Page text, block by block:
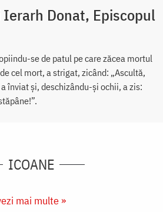
Donat, Episcopul
se de patul pe care zăcea mortul
cel mort, a strigat, zicând: „Ascultă,
înviat și, deschizându-și ochii, a zis:
ICOANE
mai multe »